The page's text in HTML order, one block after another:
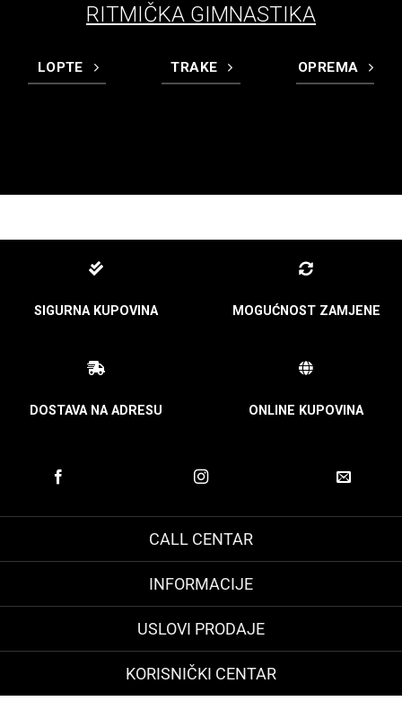
RITMIČKA GIMNASTIKA
LOPTE TRAKE OPREMA
SIGURNA KUPOVINA MOGUĆNOST ZAMJENE
DOSTAVA NA ADRESU ONLINE KUPOVINA
CALL CENTAR
INFORMACIJE
USLOVI PRODAJE
KORISNIČKI CENTAR